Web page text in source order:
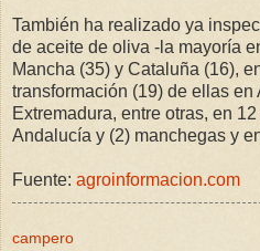
También ha realizado ya
de aceite de oliva -la mayoría
Mancha (35) y Cataluña (16),
transformación (19) de ellas en
Extremadura, entre otras, en
Andalucía y (2) manchegas y
Fuente: agroinformacion.com
campero